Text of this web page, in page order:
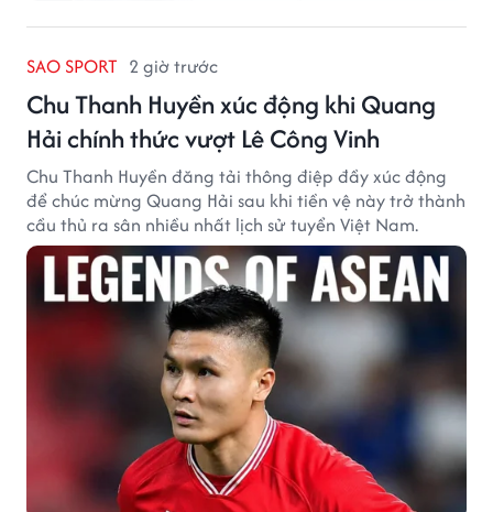
SAO SPORT 2 giờ trước
Chu Thanh Huyền xúc động khi Quang
Hải chính thức vượt Lê Công Vinh
Chu Thanh Huyền đăng tải thông điệp đầy xúc động
để chúc mừng Quang Hải sau khi tiền vệ này trở thành
cầu thủ ra sân nhiều nhất lịch sử tuyển Việt Nam.